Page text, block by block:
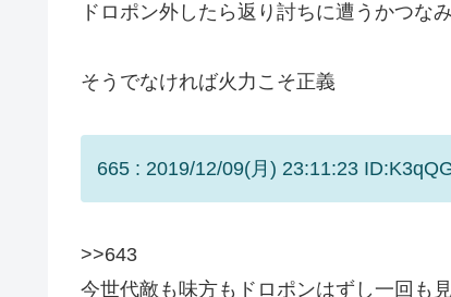
ドロポン外したら返り討ちに遭うかつな
そうでなければ火力こそ正義
665 : 2019/12/09(月) 23:11:23
>>643
今世代敵も味方もドロポンはずし一回も